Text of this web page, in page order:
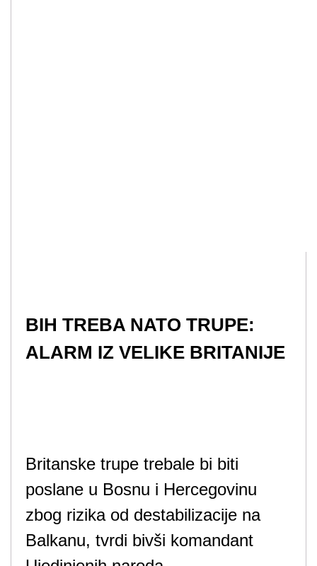
BIH TREBA NATO TRUPE:
ALARM IZ VELIKE BRITANIJE
Britanske trupe trebale bi biti
poslane u Bosnu i Hercegovinu
zbog rizika od destabilizacije na
Balkanu, tvrdi bivši komandant